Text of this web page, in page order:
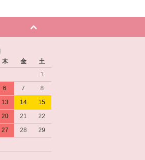
木 金
土
1
6 7
8
13 14
15
20 21
22
27 28
29